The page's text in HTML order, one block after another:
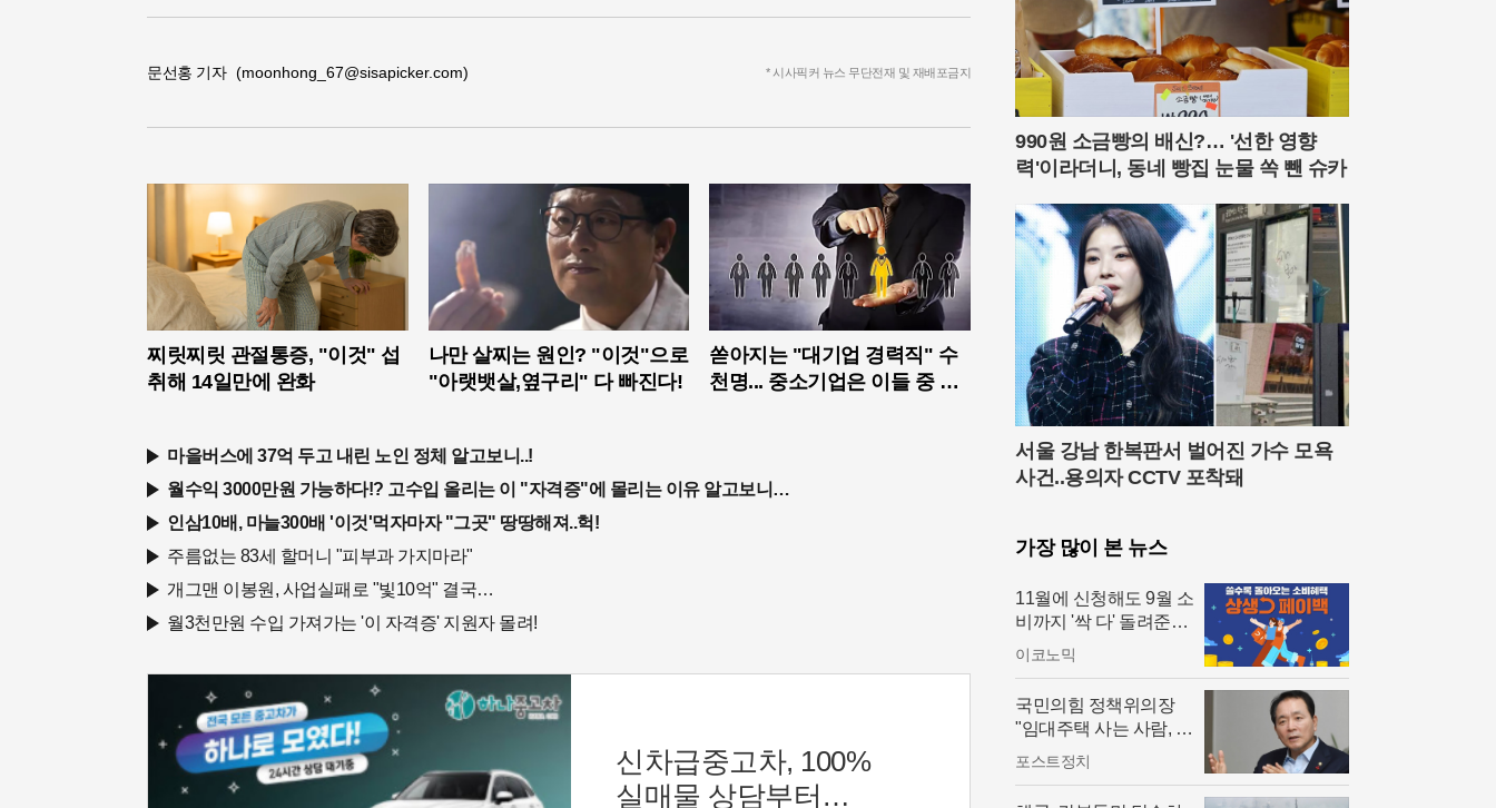
문선홍 기자 (moonhong_67@sisapicker.com) * 시사픽커 뉴스 무단전재 및 재배포금지
찌릿찌릿 관절통증, "이것" 섭
취해 14일만에 완화
나만 살찌는 원인? "이것"으로
"아랫뱃살,옆구리" 다 빠진다!
쏟아지는 "대기업 경력직" 수
천명... 중소기업은 이들 중 고
마을버스에 37억 두고 내린 노인 정체 알고보니..!
월수익 3000만원 가능하다!? 고수입 올리는 이 "자격증"에 몰리는 이유 알고보니…
인삼10배, 마늘300배 '이것'먹자마자 "그곳" 땅땅해져..헉!
주름없는 83세 할머니 "피부과 가지마라"
개그맨 이봉원, 사업실패로 "빛10억" 결국…
월3천만원 수입 가져가는 '이 자격증' 지원자 몰려!
신차급중고차, 100%
실매물 상담부터
990원 소금빵의 배신?… '선한 영향
력'이라더니, 동네 빵집 눈물 쏙 뺀 슈카
서울 강남 한복판서 벌어진 가수 모욕
사건..용의자 CCTV 포착돼
가장 많이 본 뉴스
11월에 신청해도 9월 소
비까지 '싹 다' 돌려준다!
상생페이백 소급 적용
이코노믹
국민의힘 정책위의장
"임대주택 사는 사람, 정
신질환자 많아"
포스트정치